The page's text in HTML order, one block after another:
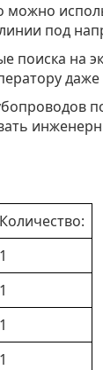
можно
под
на
даже
Количество:
1
1
1
1